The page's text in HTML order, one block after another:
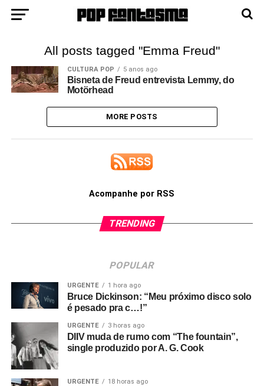
All posts tagged "Emma Freud"
CULTURA POP 5 anos ago
Bisneta de Freud entrevista Lemmy, do
Motörhead
MORE POSTS
Acompanhe por RSS
TRENDING
POPULAR
URGENTE 1 hora ago
Bruce Dickinson: “Meu próximo disco solo
é pesado pra c…!”
URGENTE 3 horas ago
DIIV muda de rumo com “The fountain”,
single produzido por A. G. Cook
URGENTE 18 horas ago